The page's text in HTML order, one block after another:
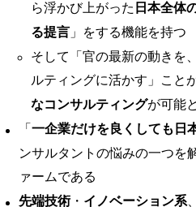
ら浮かび上がった 日本全体
る提言 」をする機能を持つ
そして「官の最新の動きを
ルティングに活かす」こと
なコンサルティングが可能
「 一企業だけを良くしても日
ンサルタントの悩みの一つを
ァームである
先端技術・ イノベーション系